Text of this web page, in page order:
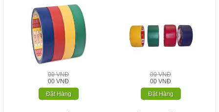
00 VNĐ
00 VNĐ
Đặt Hàng
00 VNĐ
00 VNĐ
Đặt Hàng